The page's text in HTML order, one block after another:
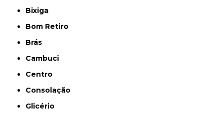
Bixiga
Bom Retiro
Brás
Cambuci
Centro
Consolação
Glicério